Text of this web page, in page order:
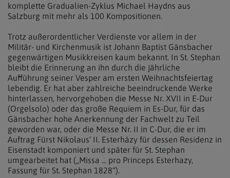
komplette Gradualien-Zyklus Michael Haydns aus
Salzburg mit mehr als 100 Kompositionen.
Trotz außerordentlicher Verdienste vor allem in der
Militär- und Kirchenmusik ist Johann Baptist Gänsbacher
gegenwärtigen Musikkreisen kaum bekannt. In St. Stephan
bleibt die Erinnerung an ihn durch die jährliche
Aufführung seiner Vesper am ersten Weihnachtsfeiertag
lebendig. Er hat aber zahlreiche beeindruckende Werke
hinterlassen, hervorgehoben die Messe Nr. XVII in E-Dur
(Orgelsolo) oder das große Requiem in Es-Dur, für das
Gänsbacher hohe Anerkennung der Fachwelt zu Teil
geworden war, oder die Messe Nr. II in C-Dur, die er im
Auftrag Fürst Nikolaus‘ II. Esterházy für dessen Residenz in
Eisenstadt komponiert und später für St. Stephan
umgearbeitet hat („Missa ... pro Princeps Esterhazy,
Fassung für St. Stephan 1828“).